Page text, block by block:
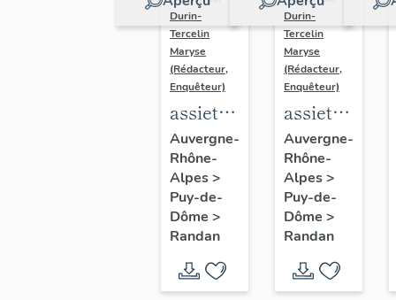
Durin-
Tercelin
Maryse
(Rédacteur,
Enquêteur)
assiette
dite
assiette
à
dessert
du
service
dit
Auvergne-
Rhône-
Alpes>
Puy-de-
Dôme >
Randan
Durin-
Tercelin
Maryse
(Rédacteur,
Enquêteur)
assiette
dite
assiette
à
dessert
du
service
dit
Auvergne-
Rhône-
Alpes>
Puy-de-
Dôme >
Randan